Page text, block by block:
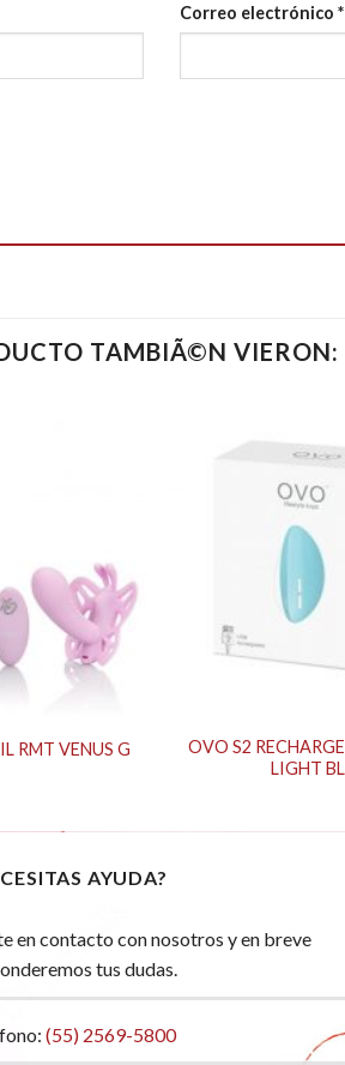
Correo electrónico *
TAMBIÃ©N VIERON:
RMT VENUS G
OVO S2
LIGHT
AYUDA?
en contacto con nosotros y en breve
tus dudas.
(55) 2569-5800